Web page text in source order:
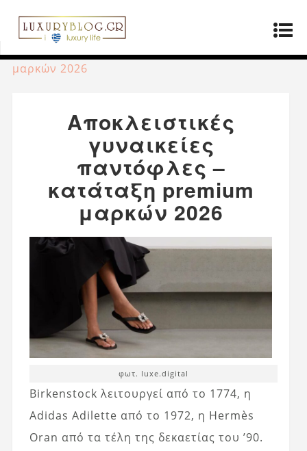
Αρχική σελίδα»Μόδα
γυναικείες παντόφλες – κατάταξη premium
μαρκών 2026
Αποκλειστικές
γυναικείες
παντόφλες –
κατάταξη premium
μαρκών 2026
φωτ. luxe.digital
Birkenstock λειτουργεί από το 1774, η
Adidas Adilette από το 1972, η Hermès
Oran από τα τέλη της δεκαετίας του ’90.